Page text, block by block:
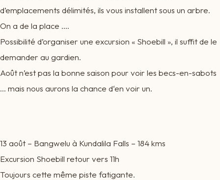
d’emplacements délimités, ils vous installent sous un arbre.
On a de la place ….
Possibilité d’organiser une excursion « Shoebill », il suffit de le
demander au gardien.
Août n’est pas la bonne saison pour voir les becs-en-sabots
… mais nous aurons la chance d‘en voir un.
13 août – Bangwelu à Kundalila Falls – 184 kms
Excursion Shoebill retour vers 11h
Toujours cette même piste fatigante.